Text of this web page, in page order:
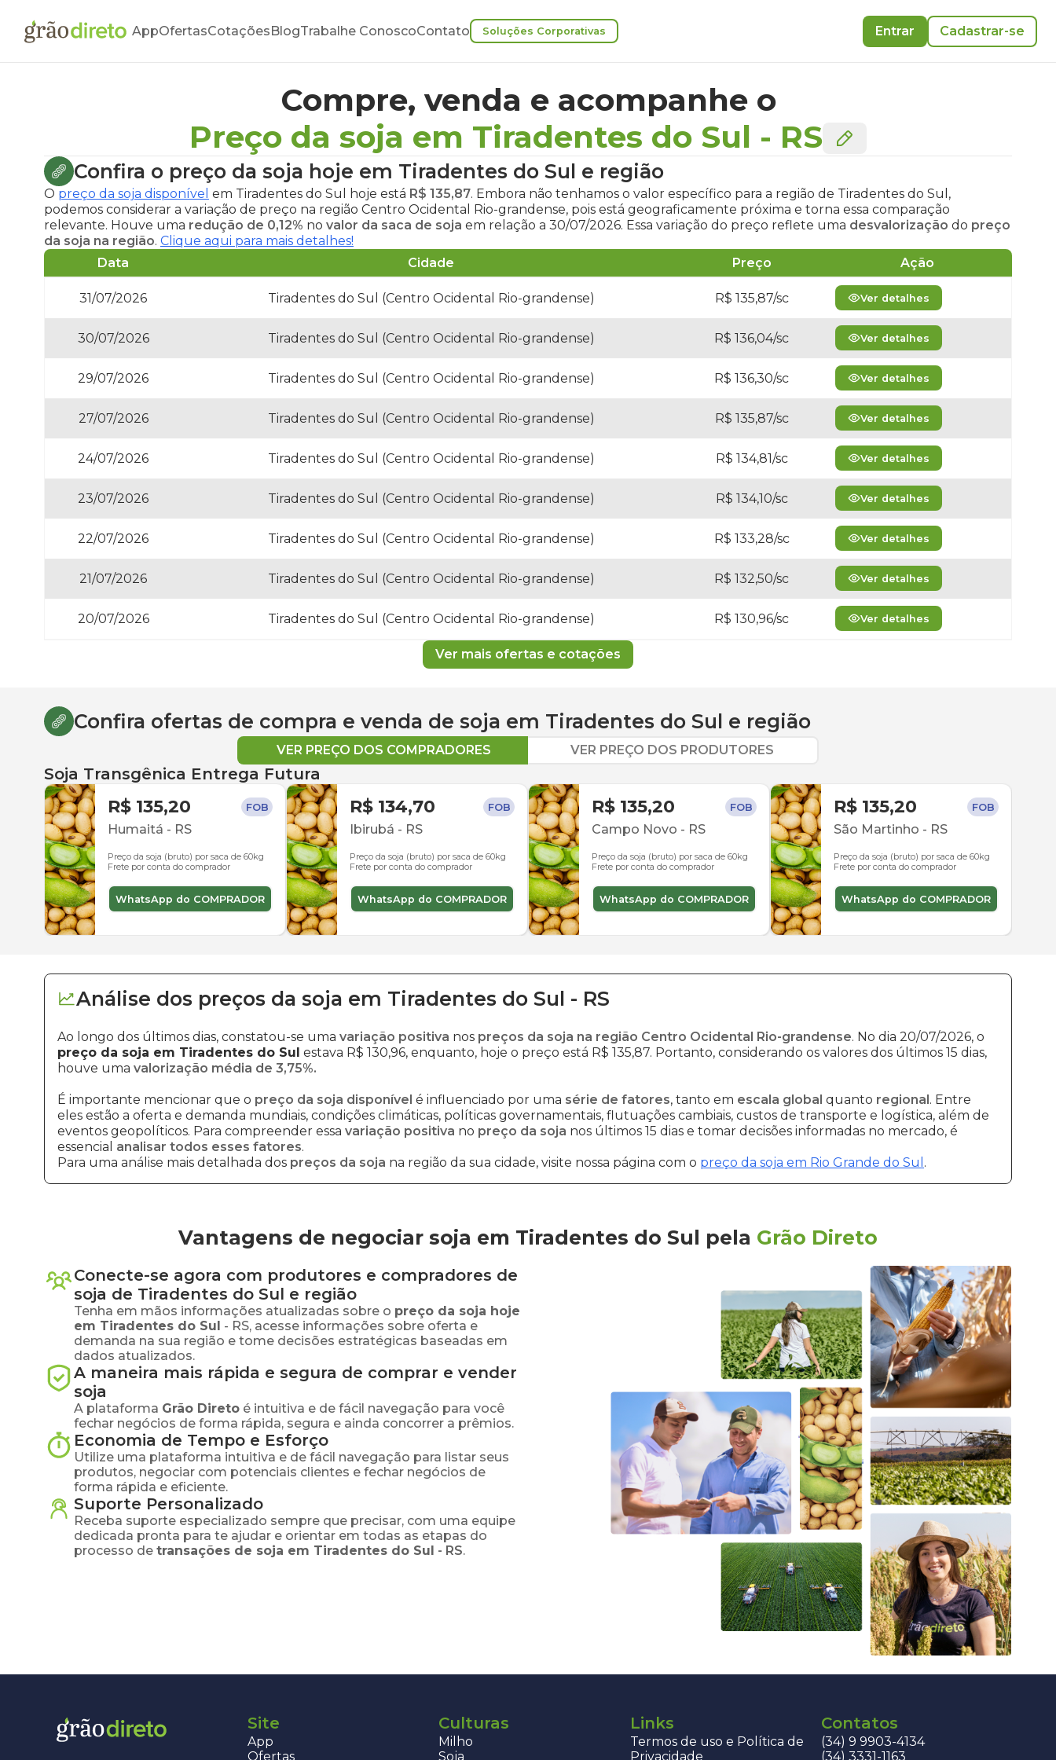
AppOfertasCotaçõesBlogTrabalhe ConoscoContato Soluções Corporativas Entrar Cadastrar-se
Compre, venda e acompanhe o
Preço da soja em Tiradentes do Sul - RS
Confira o preço da soja hoje em Tiradentes do Sul e região
O preço da soja disponível em Tiradentes do Sul hoje está R$ 135,87. Embora não tenhamos o valor específico para a região de Tiradentes do Sul,
podemos considerar a variação de preço na região Centro Ocidental Rio-grandense, pois está geograficamente próxima e torna essa comparação
relevante. Houve uma redução de 0,12% no valor da saca de soja em relação a 30/07/2026. Essa variação do preço reflete uma desvalorização do preço
da soja na região. Clique aqui para mais detalhes!
Data
Cidade Preço Ação
31/07/2026 Tiradentes do Sul (Centro Ocidental Rio-grandense) R$ 135,87/sc Ver detalhes
30/07/2026 Tiradentes do Sul (Centro Ocidental Rio-grandense) R$ 136,04/sc Ver detalhes
29/07/2026 Tiradentes do Sul (Centro Ocidental Rio-grandense) R$ 136,30/sc Ver detalhes
27/07/2026 Tiradentes do Sul (Centro Ocidental Rio-grandense) R$ 135,87/sc Ver detalhes
24/07/2026 Tiradentes do Sul (Centro Ocidental Rio-grandense) R$ 134,81/sc Ver detalhes
23/07/2026 Tiradentes do Sul (Centro Ocidental Rio-grandense) R$ 134,10/sc Ver detalhes
22/07/2026 Tiradentes do Sul (Centro Ocidental Rio-grandense) R$ 133,28/sc Ver detalhes
21/07/2026 Tiradentes do Sul (Centro Ocidental Rio-grandense) R$ 132,50/sc Ver detalhes
20/07/2026 Tiradentes do Sul (Centro Ocidental Rio-grandense) R$ 130,96/sc Ver detalhes
Ver mais ofertas e cotações
Confira ofertas de compra e venda de soja em Tiradentes do Sul e região
VER PREÇO DOS COMPRADORES VER PREÇO DOS PRODUTORES
Soja Transgênica Entrega Futura
R$ 135,20 FOB
Humaitá - RS
Preço da soja (bruto) por saca de 60kg
Frete por conta do comprador
WhatsApp do COMPRADOR
R$ 134,70 FOB
Ibirubá - RS
Preço da soja (bruto) por saca de 60kg
Frete por conta do comprador
WhatsApp do COMPRADOR
R$ 135,20 FOB
Campo Novo - RS
Preço da soja (bruto) por saca de 60kg
Frete por conta do comprador
WhatsApp do COMPRADOR
R$ 135,20 FOB
São Martinho - RS
Preço da soja (bruto) por saca de 60kg
Frete por conta do comprador
WhatsApp do COMPRADOR
Análise dos preços da soja em Tiradentes do Sul - RS
Ao longo dos últimos dias, constatou-se uma variação positiva nos preços da soja na região Centro Ocidental Rio-grandense. No dia 20/07/2026, o
preço da soja em Tiradentes do Sul estava R$ 130,96, enquanto, hoje o preço está R$ 135,87. Portanto, considerando os valores dos últimos 15 dias,
houve uma valorização média de 3,75%.
É importante mencionar que o preço da soja disponível é influenciado por uma série de fatores, tanto em escala global quanto regional. Entre
eles estão a oferta e demanda mundiais, condições climáticas, políticas governamentais, flutuações cambiais, custos de transporte e logística, além de
eventos geopolíticos. Para compreender essa variação positiva no preço da soja nos últimos 15 dias e tomar decisões informadas no mercado, é
essencial analisar todos esses fatores.
Para uma análise mais detalhada dos preços da soja na região da sua cidade, visite nossa página com o preço da soja em Rio Grande do Sul .
Vantagens de negociar soja em Tiradentes do Sul pela Grão Direto
Conecte-se agora com produtores e compradores de
soja de Tiradentes do Sul e região
Tenha em mãos informações atualizadas sobre o preço da soja hoje
em Tiradentes do Sul - RS, acesse informações sobre oferta e
demanda na sua região e tome decisões estratégicas baseadas em
dados atualizados.
A maneira mais rápida e segura de comprar e vender
soja
A plataforma Grão Direto é intuitiva e de fácil navegação para você
fechar negócios de forma rápida, segura e ainda concorrer a prêmios.
Economia de Tempo e Esforço
Utilize uma plataforma intuitiva e de fácil navegação para listar seus
produtos, negociar com potenciais clientes e fechar negócios de
forma rápida e eficiente.
Suporte Personalizado
Receba suporte especializado sempre que precisar, com uma equipe
dedicada pronta para te ajudar e orientar em todas as etapas do
processo de transações de soja em Tiradentes do Sul - RS.
Site
App
Ofertas
Culturas
Milho
Soja
Links
Termos de uso e Política de
Privacidade
Contatos
(34) 9 9903-4134
(34) 3331-1163